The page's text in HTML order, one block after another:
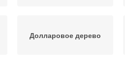
Долларовое дерево